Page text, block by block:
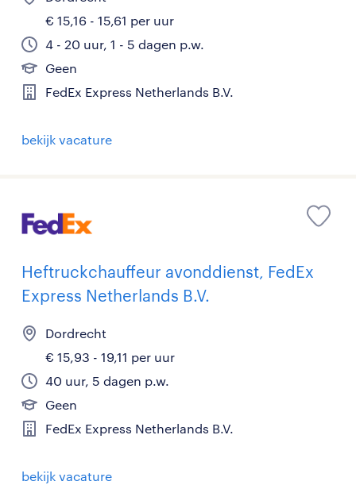
€ 15,16 - 15,61 per uur
4 - 20 uur, 1 - 5 dagen p.w.
Geen
FedEx Express Netherlands B.V.
bekijk vacature
Heftruckchauffeur avonddienst, FedEx
Express Netherlands B.V.
Dordrecht
€ 15,93 - 19,11 per uur
40 uur, 5 dagen p.w.
Geen
FedEx Express Netherlands B.V.
bekijk vacature